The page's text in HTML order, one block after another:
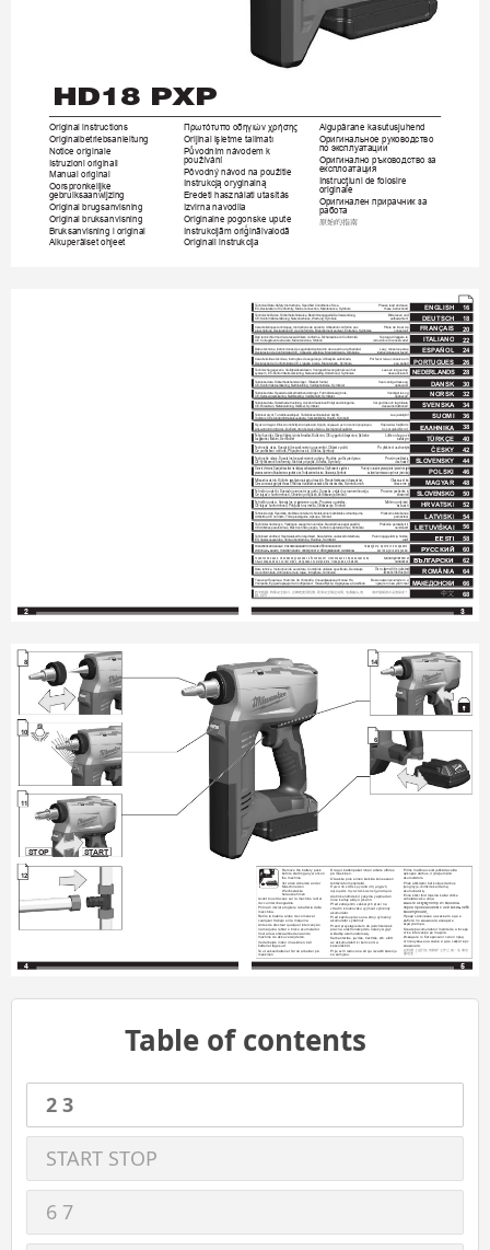
HD18 PXP
Original instructions Πρωτότυπο οδηγιών χρήσης
Algupärane kasutusjuhend
Originalbetriebsanleitung
Orijinal işletme talimatı Оригинальное руководство
по эксплуатации
Notice originale Původním návodem k
používání Оригинално ръководство за
Istruzioni originali
експлоатация
Pôvodný návod na použitie
Manual original
Instrucţiuni de folosire
Instrukcją oryginalną
Oorspronkelijke originale
gebruiksaanwijzing Eredeti használati utasítás
Оригинален прирачник за
Original brugsanvisning Izvirna navodila работа
Original bruksanvisning
Originalne pogonske upute 原始的指南
Bruksanvisning i original
Instrukcijām oriģinālvalodā
Alkuperäiset ohjeet
Originali instrukcija
ENGLISH
FRANÇAIS
2 3
ITALIANO
DEUTSCH
PORTUGUES
NEDERLANDS
DANSK
NORSK
SVENSKA
SUOMI
TÜRKÇE
POLSKI
MAGYAR
ČESKY
SLOVENSKY
HRVATSKI
LATVISKI
LIETUVIŠKAI
EESTI
ÐÓÑÑÊÈÉ
БЪЛГАÐÑÊÈ
16
18
20
22
24
26
28
30
32
34
36
38
40
42
44
46
48
ROMÂNIA
ESPAÑOL
Technical Data,Safety Instructions, Specied Conditions of Use, Please read and save
EC-Declaration of Conformity , Mains connection, Maintenance, Symbols
these instructions!
Technische Daten, Sicherheitshinweise, Bestimmungsgemäße Verwendung,
Bitte lesen und
CE-Konformitätserklärung, Netzanschluss, Wartung, Symbole
aufbewahren!
Caractéristiques techniques, Instructions de sécurité, Utilisation conforme aux
Prière de lire et de
prescriptions, Declaration CE de Conformité, Branchement secteur, Entretien, Symboles
conserver!
Dati tecnici,Norme di sicurezza,Utilizzo conforme, Dicharazione di Conformità
Si prega di leggere le
CE, Collegamento alla rete, Manutenzione, Simboli
istruzioni e di conservarle!
Datos técnicos, Instrucciones de seguridad, Aplicación de acuerdo a la nalidad,
Lea y conserve estas
Declaracion de Conformidad CE, Conexión eléctrica, Mantenimiento, Símbolos
instrucciones por favor!
Características técnicas, Instruções de segurança, Utilização autorizada,
Por favor leia e conserve em
Declaração de Conformidade CE, Ligação à rede, Manutenção, Symbole
seu poder!
Technische gegevens, Veiligheidsadviezen, V oorgeschreven gebruik van het
Lees en let goed op
systeem, EC-Konformiteitsverklaring, Netaansluiting,Onderhoud, Symbolen
deze adviezen!
Tekniske data, Sikkerhedshenvisninger, Tiltænkt formål,
Vær venlig at læse og
CE-Konformitetserklæring, Nettilslutning, Vedligeholdelse, Symboler
opbevare!
Tekniske data, Spesielle sikkerhetshenvisninger, Formålsmessig bruk, Vennligst les og
CE-Samsvarserklæring, Nettilkopling, Vedlikehold, Symboler
oppbevar!
Tekniska data, Säkerhetsutrustning, Använd maskinen Enligt anvisningarna, Var god läs och tag tillvara
CE-Försäkran, Nätanslutning, Skötsel, Symboler
dessa instruktioner!
Tekniset arvot, Turvallisuusohjeet, Tarkoituksenmukainen käyttö,
Lue ja säilytö!
Todistus CE-standardinmukaisuudesta, Verkkoliitäntä, Huolto, Symbolit
ÅËËÇNÉÊÁ
Teknik veriler , Güvenliğiniz için talimatlar, Kullanim, CE uygunluk beyanice, Şebek e Lütfen okuyun ve
bağlantisi, Bakim, Semboller saklayın
Technická data, Speciální bezpečnostní upozornění, Oblast využití, Po přečtení uschovejte
Ce-prohlášení o shodě, Připojení na sít, Údržba, Symboly
Technické údaje, Špeciálne bezpečnostné pokyny , Použitie podľa predpisov Prosím prečítať a
CE-Vyhlásenie konformity , Sieťová prípojka, Údrzba, Symboly uschov
Dane techniczne,
Specjalne zalecenia bezpieczeństwa, Użytkowanie zgodne Prosimy o uważne przeczytanie i przestrzeganie
przeznaczeniem, Świadectwo zgodności ce, Podłączenie do sieci, Gwarancja, Symbole zaleceń zamie szczonych w tej instrukcji.
Műszaki adatok, Különleges biztonsági tudnivalók, Rendeltetésszerű használat, Olvassa el és
Ce-azonossági n yilatkozat, Hálózati csatlak oztatás, Karbantartás, Szimbólumok
őrizze meg
Tehnični podatki, Specialni varnostni napotki, Uporaba v skladu z namembnostjo, Prosimo preberite in
Ce-izjava o k onformnosti, Omrežni priključek, Vzdržev anje,Simboli shranite! SLOVENSKO 50
Tehnički podaci, Specijalne sigurnosne upute, Propisna upotreba, Molimo pročitati i
CE-Izjava konformnosti, Priključak na mrežu, Održavanje, Simboli sačuvati 52
Tehniskie dati, Speciālie drošības noteikumi, Noteikumiem atbilstošs izmantojums,
Pielikums lietošanas
Atbilstība CE normām, Tīkla pieslēgums, Apkope, Simboli pamācībai 54
Techniniai duomenys, Ypatingos saugumo nuorodos, Naudojimas pagal paskirtį,
Prašome perskaityti ir
CE Atitikties pareiškimas, Elektros tinklo jungtis, Techninis aptarnavimas, Simboliai neišmesti! 56
Tehnilised andmed, Spetsiaalsed turvajuhised, Kasutamine vastavalt otstarbele,
Palun lugege läbi ja hoidke
EÜ Vastavusavaldus, Võrku ühendamine, Hooldus, Sümbolid alal! 58
Ò åõíè÷åñêèå äàííûå, Ðåêîìåíäàöèè ïî òåõíèêå áåçîïàñíîñòè, Ïîæàëóéñòà, ïðî÷òèòå è ñîõðàíèòå
Èñïîëüçî- âàíèå, Ïîäêëþ÷åíèå ê ýëåêòðîñåòè, Îáñëóæèâàíèå, Ñèìâîëû íàñòîÿùóþ! èíñòðóêöèþ 60
Ò åõíè÷åñêè äàííè, Ñïåöèàëíè óêàçàíèÿ çà áåçîïàñíîñò , Èçïîëçâàíå ïî ïðåäíàçíà÷åíèå,
Мîëÿ ïðî÷åòåòå è
ÑЕ-Дåêëàðàöèÿ çà ñъîòâåòñòâèå, Ñâъðçâàíå êъì ìðåæàòà, Ïîääðъæêà, Ñèìâîëè
çàïàçåòå! 62
Date tehnice, Instrucţiuni de securitate, Condiţii de utilizare specicate, Declaraţie a rugăm citiţi şi păstraţi
de conformitate, Alimentare de la reţea, Intreţinere, Simboluri aceste instrucţiuni 64
技术数据, 特殊安全指示, 正确地使用机器, 欧洲安全规定说明, 电源插头, 维 请详细阅读并妥善保存！
修, 符号 中文 68
МАКЕДОНСКИ
ехнички Податоци, Упатство За Употреб а, Специфицирани У слови На Ве мoлиме прочитаjте го и
Употреба, Еу-декларација За Сообразност лавни Врски, Одржување, Симболи чувајте г о ова упатство! 66
8 14
START
STOP
10
6
11
START
STOP
Remove the battery pack Drag ur batteripaket innan arbete utföres Pirms mašīnai veikt jebkāda veida
before starting any work on på maskinen. apkopes darbus, ir jāizņem ārā
12 the machine. Ota akku pois ennen kaikkia koneeseen akumulātors.
Vor allen Arbeiten an der tehtäviä toimenpiteitä. Prieš atlikdami bet kokius darbus
Maschine den Ðñéí áðü êÜèå åñãáóßá óôç ìç÷áíÞ
įrenginyje, išimkite keičiamą
Wechselakku
áöáéñåßôå ôçí áíôáëëáêôéêÞ ìðáôáñßá. akumuliatorių.
herausnehmen Aletin kendinde bir çalışma yapmadan
Enne kõiki töid masina kallal võtke
Avant tous travaux sur la machine retirer
önce kartuş aküyü çıkarın. vahetatav aku välja.
l’accu interchangeable. Bûíüòå àêêóìóëÿòîð èç ìàøèíû
Před zahájením veškerých prací na
Prima di iniziare togliere la batteria dalla ïåðåä ïðîâåäåíèåì ñ íåé êàêèõ-ëèáî
vrtacím šroubováku vyjmout výměnný
macchina. ìàíèïóëÿöèé.
akumulátor
Retire la batería antes de comenzar
Pred každou prácou na stroji výmenný Преди започване на каквито е да е
cualquier trabajo en la máquina. akumulátor vytiahnuť. работи по машината извадете
Antes de efectuar qualquer intervenção акумулатора.
Przed przystąpieniem do jakichkolwiek
na máquina retirar o bloco acumulador prac na elektronarzędziu należy wyjąć Scoateţi acumulatorul înainte de a începe
Voor alle werkzaamheden aan de wkładkę akumulatorową.
orice intervenţie pe maşină.
machine de akku verwijderen.
Karbantartás, javítás, tisztítás, stb. előtt Извадете го б атерискиот склоп пред
Ved arbejde inden i maskinen, bør az akkumulátort ki kell venni a отпочнување на каков и да е зафат врз
batteriet tages ud.
készülékből.
машината.
Ta ut vekselbatteriet før du arbeider på Prije svih radova na stroju izvaditi bateriju 在机器上进行任何修护工作之前，先拿出
maskinen za zamjenu.
4 5
Table of contents
2 3
START STOP
6 7